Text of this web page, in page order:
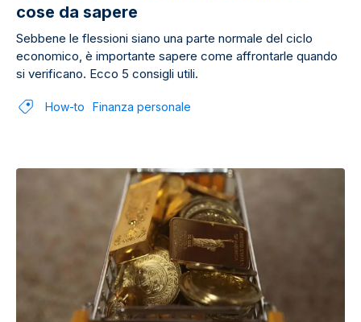
cose da sapere
Sebbene le flessioni siano una parte normale del ciclo
economico, è importante sapere come affrontarle quando
si verificano. Ecco 5 consigli utili.
How-to Finanza personale